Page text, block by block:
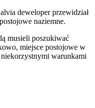
deweloper przewidział
naziemne.
musieli poszukiwać
miejsce postojowe w
warunkami